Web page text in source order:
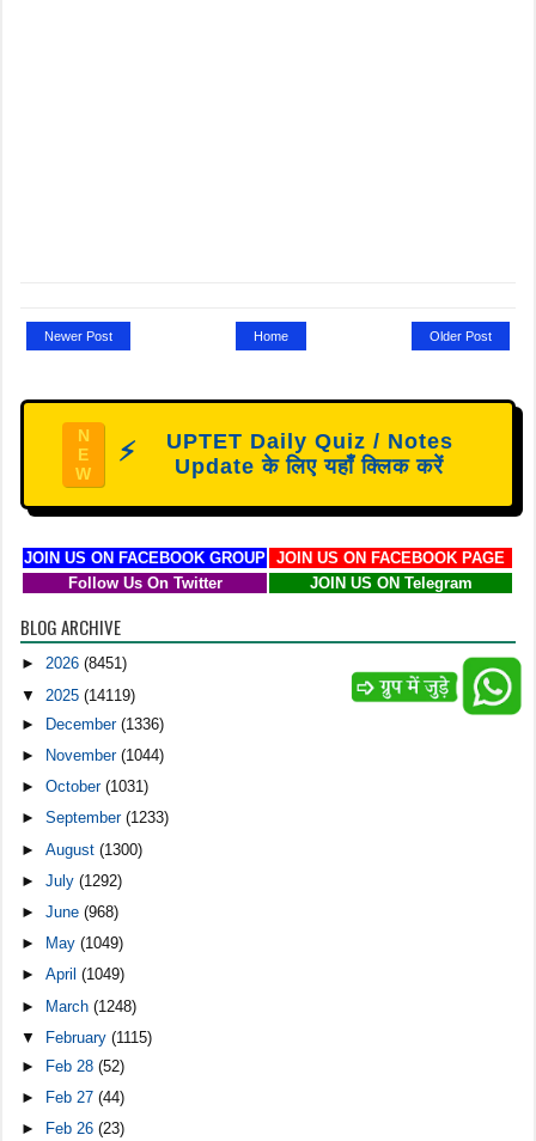
Newer Post Older Post
Home
N
E
W
⚡
UPTET Daily Quiz / Notes
Update के लिए यहाँ क्लिक करें
JOIN US ON FACEBOOK GROUP
JOIN US ON FACEBOOK PAGE
Follow Us On Twitter
JOIN US ON Telegram
BLOG ARCHIVE
►2026(8451)
▼ 2025(14119)
►
December(1336)
►
November(1044)
►October(1031)
►September(1233)
►August(1300)
►July(1292)
►June(968)
►
May(1049)
►April(1049)
► March(1248)
▼ February(1115)
►
Feb 28(52)
►
Feb 27(44)
►
Feb 26(23)